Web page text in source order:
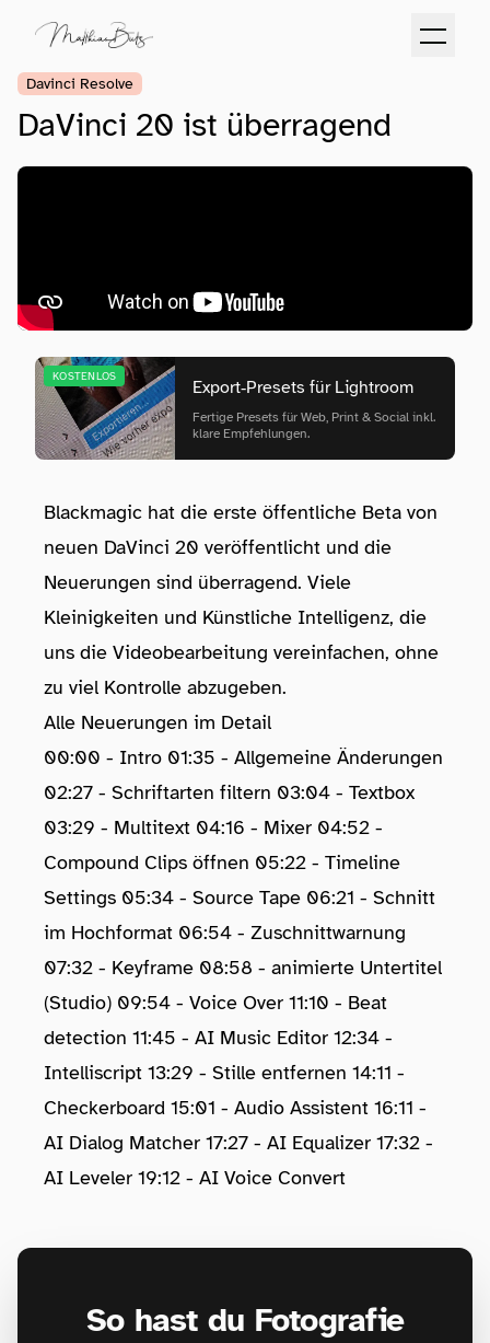
Davinci Resolve
DaVinci 20 ist überragend
KOSTENLOS
Export‑Presets für Lightroom
Fertige Presets für Web, Print & Social inkl.
klare Empfehlungen.
Blackmagic hat die erste öffentliche Beta von
neuen DaVinci 20 veröffentlicht und die
Neuerungen sind überragend. Viele
Kleinigkeiten und Künstliche Intelligenz, die
uns die Videobearbeitung vereinfachen, ohne
zu viel Kontrolle abzugeben.
Alle Neuerungen im Detail
00:00 - Intro 01:35 - Allgemeine Änderungen
02:27 - Schriftarten filtern 03:04 - Textbox
03:29 - Multitext 04:16 - Mixer 04:52 -
Compound Clips öffnen 05:22 - Timeline
Settings 05:34 - Source Tape 06:21 - Schnitt
im Hochformat 06:54 - Zuschnittwarnung
07:32 - Keyframe 08:58 - animierte Untertitel
(Studio) 09:54 - Voice Over 11:10 - Beat
detection 11:45 - AI Music Editor 12:34 -
Intelliscript 13:29 - Stille entfernen 14:11 -
Checkerboard 15:01 - Audio Assistent 16:11 -
AI Dialog Matcher 17:27 - AI Equalizer 17:32 -
AI Leveler 19:12 - AI Voice Convert
So hast du Fotografie